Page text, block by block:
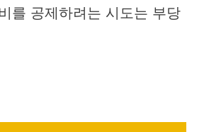
를 공제하려는 시도는 부당